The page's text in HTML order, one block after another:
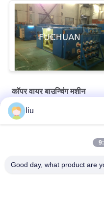
कॉपर वायर बाउन्चिंग मशीन
कॉपर वायर बंचिंग मशीन स्वचालित
स्पीड स्ट्रैंडिंग के लिए
फुचुआन 800 हाई स्पीड कॉपर वायर
फुचुआन एफसी-800 ऑटो हाई स्पीड
liu
Good day, what product are